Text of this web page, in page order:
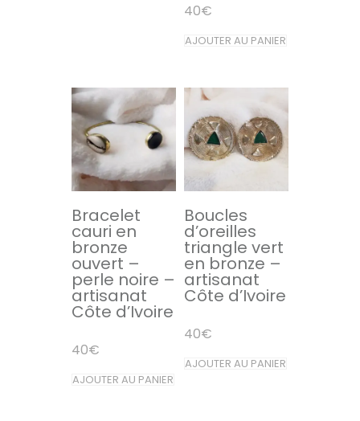
40€
AJOUTER AU PANIER
Bracelet
cauri en
bronze
ouvert –
perle noire –
artisanat
Côte d’Ivoire
40€
AJOUTER AU PANIER
Boucles
d’oreilles
triangle vert
en bronze –
artisanat
Côte d’Ivoire
40€
AJOUTER AU PANIER